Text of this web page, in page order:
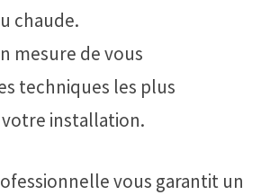
chaude.
mesure de vous
techniques les plus
installation.
vous garantit un